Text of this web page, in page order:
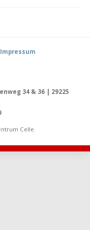
Impressum
34 & 36 | 29225
Celle.